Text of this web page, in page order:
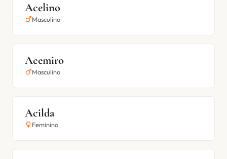
Acelino
Masculino
Acemiro
Masculino
Acilda
Feminino